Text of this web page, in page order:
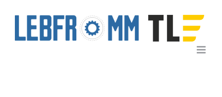
springen